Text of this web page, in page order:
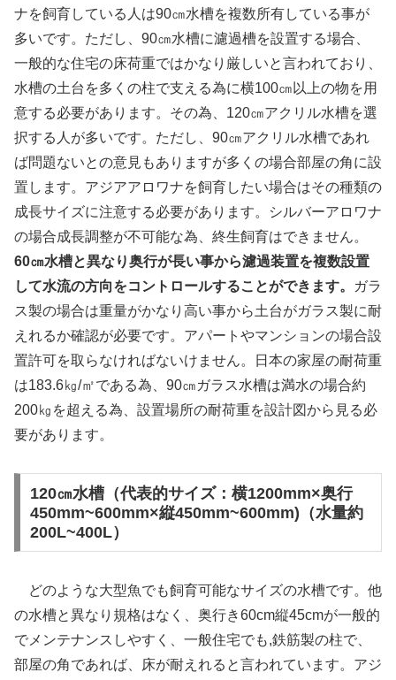
ナを飼育している人は90㎝水槽を複数所有している事が
多いです。ただし、90㎝水槽に濾過槽を設置する場合、
一般的な住宅の床荷重ではかなり厳しいと言われており、
水槽の土台を多くの柱で支える為に横100㎝以上の物を用
意する必要があります。その為、120㎝アクリル水槽を選
択する人が多いです。ただし、90㎝アクリル水槽であれ
ば問題ないとの意見もありますが多くの場合部屋の角に設
置します。アジアアロワナを飼育したい場合はその種類の
成長サイズに注意する必要があります。シルバーアロワナ
の場合成長調整が不可能な為、終生飼育はできません。
60㎝水槽と異なり奥行が長い事から濾過装置を複数設置
して水流の方向をコントロールすることができます。
ガラ
ス製の場合は重量がかなり高い事から土台がガラス製に耐
えれるか確認が必要です。アパートやマンションの場合設
置許可を取らなければないけません。日本の家屋の耐荷重
は183.6㎏/㎡である為、90㎝ガラス水槽は満水の場合約
200㎏を超える為、設置場所の耐荷重を設計図から見る必
要があります。
120㎝水槽（代表的サイズ：横1200mm×奥行
450mm~600mm×縦450mm~600mm)（水量約
200L~400L）
どのような大型魚でも飼育可能なサイズの水槽です。他
の水槽と異なり規格はなく、奥行き60cm縦45cmが一般的
でメンテナンスしやすく、一般住宅でも,鉄筋製の柱で、
部屋の角であれば、床が耐えれると言われています。アジ